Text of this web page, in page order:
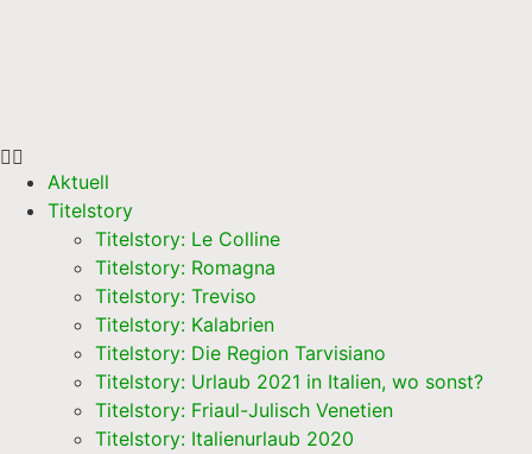
Aktuell
Titelstory
Titelstory: Le Colline
Titelstory: Romagna
Titelstory: Treviso
Titelstory: Kalabrien
Titelstory: Die Region Tarvisiano
Titelstory: Urlaub 2021 in Italien, wo sonst?
Titelstory: Friaul-Julisch Venetien
Titelstory: Italienurlaub 2020